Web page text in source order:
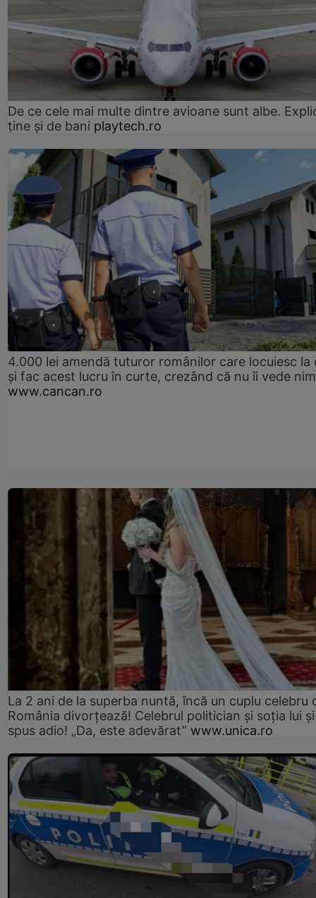
De ce cele mai multe dintre avioane sunt albe.
ține și de bani playtech.ro
4.000 lei amendă tuturor românilor care locuiesc la
și fac acest lucru în curte, crezând că nu îi vede
www.cancan.ro
La 2 ani de la superba nuntă, încă un cuplu celebru
România divorțează! Celebrul politician și soția lui
spus adio! „Da, este adevărat” www.unica.ro